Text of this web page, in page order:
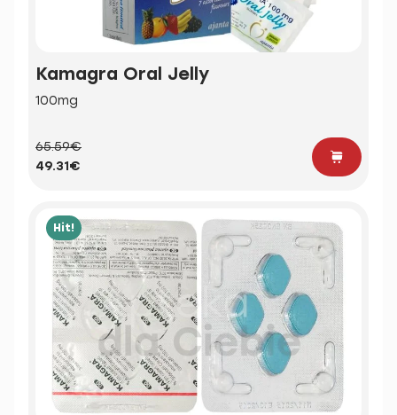
Kamagra Oral Jelly
100mg
65.59€
49.31€
Hit!